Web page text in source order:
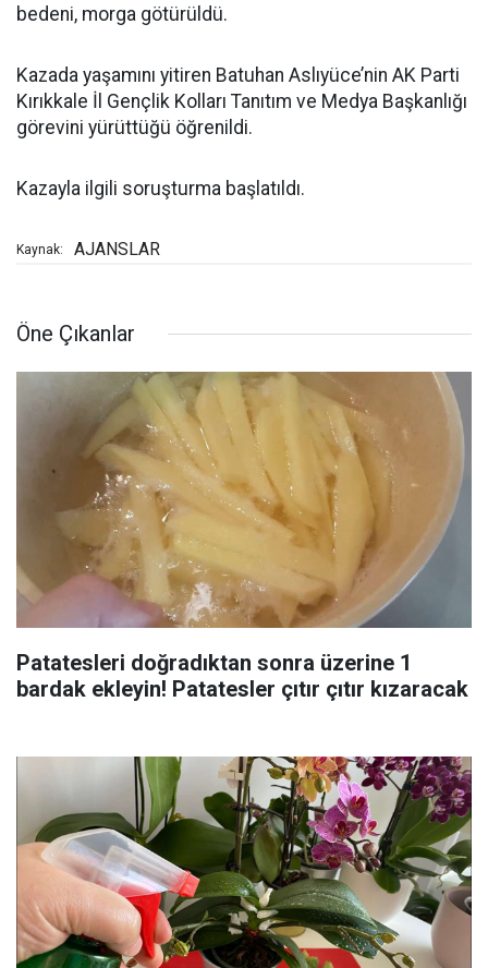
bedeni, morga götürüldü.
Kazada yaşamını yitiren Batuhan Aslıyüce’nin AK Parti
Kırıkkale İl Gençlik Kolları Tanıtım ve Medya Başkanlığı
görevini yürüttüğü öğrenildi.
Kazayla ilgili soruşturma başlatıldı.
Kaynak: AJANSLAR
Öne Çıkanlar
Patatesleri doğradıktan sonra üzerine 1
bardak ekleyin! Patatesler çıtır çıtır kızaracak